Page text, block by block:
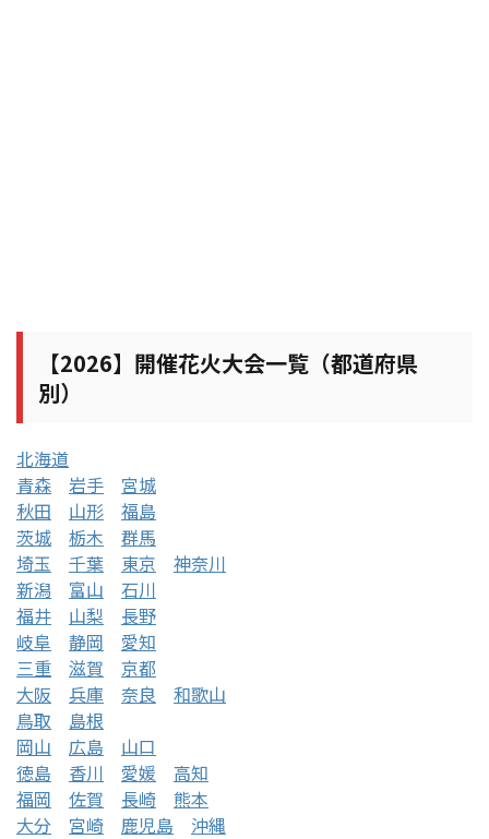
【2026】開催花火大会一覧（都道府県
別）
北海道
青森
岩手
宮城
秋田
山形
福島
茨城
栃木
群馬
埼玉
千葉 東京
神奈川
新潟
富山
石川
福井
山梨
長野
岐阜
静岡
愛知
三重
滋賀
京都
大阪
兵庫 奈良
和歌山
鳥取
島根
岡山
広島
山口
徳島
香川 愛媛
高知
福岡
佐賀 長崎
熊本
大分
宮崎 鹿児島 沖縄